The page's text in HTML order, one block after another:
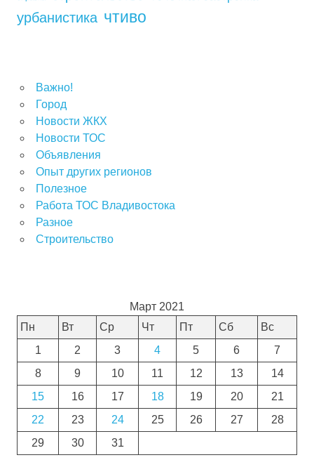
урбанистика чтиво
Важно!
Город
Новости ЖКХ
Новости ТОС
Объявления
Опыт других регионов
Полезное
Работа ТОС Владивостока
Разное
Строительство
Март 2021
Пн
Вт Ср Чт Пт Сб
Вс
1
2 3 4 5 6
7
8
9 10 11 12 13
14
15
16 17 18 19 20
21
22
23 24 25 26 27
28
29
30 31